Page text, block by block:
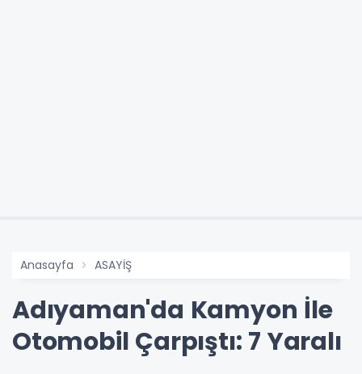
Anasayfa ASAYİŞ
Adıyaman'da Kamyon İle
Otomobil Çarpıştı: 7 Yaralı